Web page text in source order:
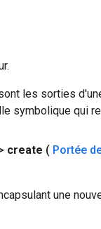
les sorties
symbolique qui
create ( Portée
une